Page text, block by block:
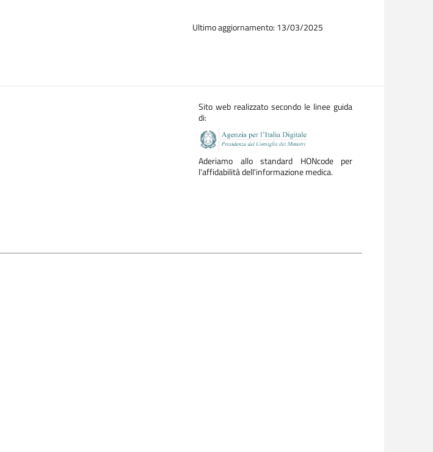
Ultimo aggiornamento: 13/03/2025
Sito web realizzato secondo le linee guida
di:
Aderiamo allo standard HONcode per
l'affidabilità dell'informazione medica.